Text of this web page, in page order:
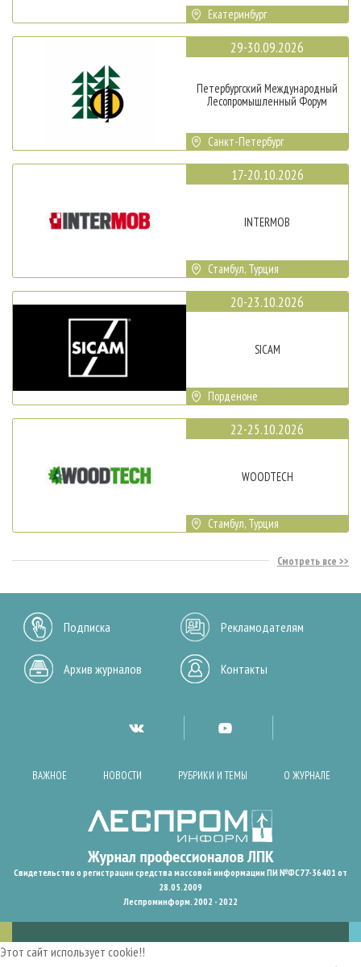
Екатеринбург
29-30.09.2026
Петербургский Международный
Лесопромышленный Форум
Санкт-Петербург
17-20.10.2026
INTERMOB
Стамбул, Турция
20-23.10.2026
SICAM
Порденоне
22-25.10.2026
WOODTECH
Стамбул, Турция
Смотреть все
Подписка Рекламодателям
Архив журналов Контакты
ВАЖНОЕ НОВОСТИ РУБРИКИ И ТЕМЫ О ЖУРНАЛЕ
Свидетельство о регистрации средства массовой информации ПИ №ФС77-36401 от
28.05.2009
Леспроминформ. 2002 - 2022
Этот сайт использует cookie!!